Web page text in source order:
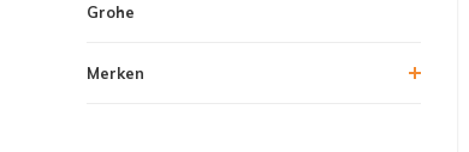
Grohe
Merken